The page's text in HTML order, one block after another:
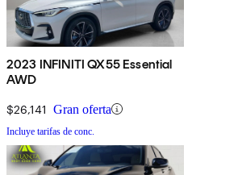
2023 INFINITI QX55 Essential
AWD
$26,141 Gran oferta
Incluye tarifas de conc.